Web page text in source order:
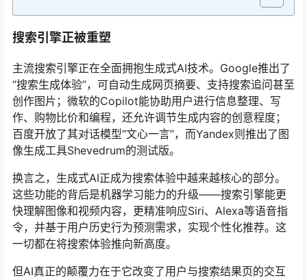
搜索引擎正被重塑
主流搜索引擎正在全面拥抱生成式AI技术。Google推出了
“搜索生成体验”，可自动生成网页摘要、支持搜索追问甚至
创作图片；微软的Copilot能协助用户进行信息整理、写
作、购物比价和编程，还允许调节生成内容的创意程度；
百度开放了其对话模型“文心一言”，而Yandex则推出了图
像生成工具Shevedrum的测试版。
换言之，生成式AI正成为搜索体验中越来越核心的部分。
这些功能的背后是机器学习能力的升级——搜索引擎能更
快理解图像和视频内容，更精准响应Siri、Alexa等语音指
令，并基于用户历史行为预测需求，实现个性化推荐。这
一切都在将搜索体验推向新高度。
但AI真正的颠覆力在于它改变了用户与搜索结果页的交互